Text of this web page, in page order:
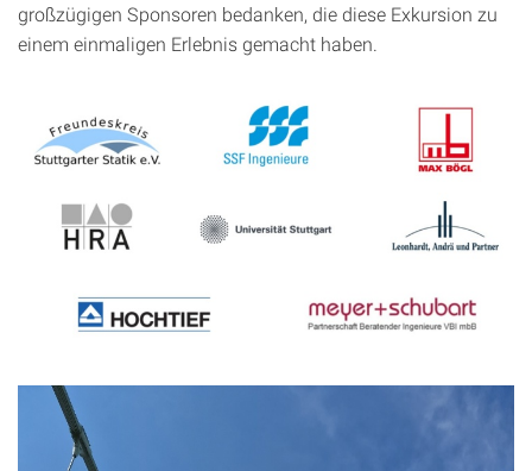
großzügigen Sponsoren bedanken, die diese Exkursion zu
einem einmaligen Erlebnis gemacht haben.